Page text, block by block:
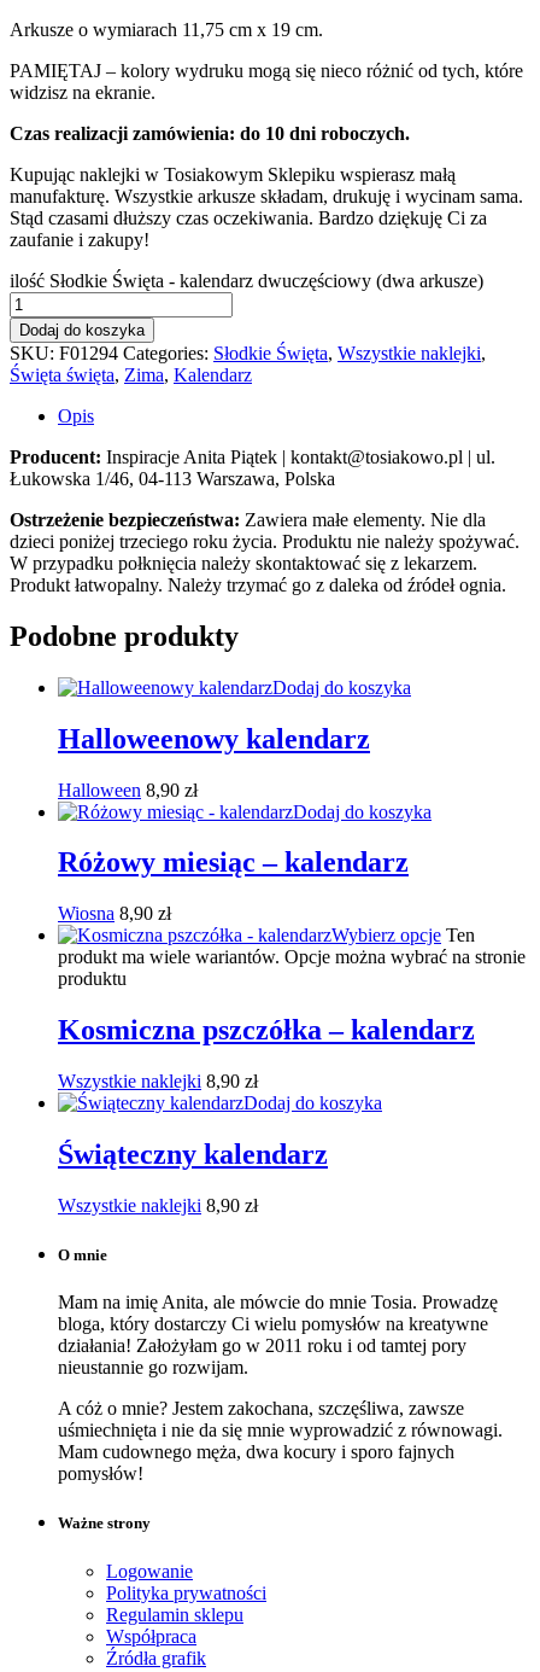
Arkusze o wymiarach 11,75 cm x 19 cm.
PAMIĘTAJ – kolory wydruku mogą się nieco różnić od tych, które
widzisz na ekranie.
Czas realizacji zamówienia: do 10 dni roboczych.
Kupując naklejki w Tosiakowym Sklepiku wspierasz małą
manufakturę. Wszystkie arkusze składam, drukuję i wycinam sama.
Stąd czasami dłuższy czas oczekiwania. Bardzo dziękuję Ci za
zaufanie i zakupy!
ilość Słodkie Święta - kalendarz dwuczęściowy (dwa arkusze)
Dodaj do koszyka
SKU: F01294 Categories: Słodkie Święta, Wszystkie naklejki,
Święta święta, Zima, Kalendarz
Opis
Producent: Inspiracje Anita Piątek | kontakt@tosiakowo.pl | ul.
Łukowska 1/46, 04-113 Warszawa, Polska
Ostrzeżenie bezpieczeństwa: Zawiera małe elementy. Nie dla
dzieci poniżej trzeciego roku życia. Produktu nie należy spożywać.
W przypadku połknięcia należy skontaktować się z lekarzem.
Produkt łatwopalny. Należy trzymać go z daleka od źródeł ognia.
Podobne produkty
Dodaj do koszyka
Halloweenowy kalendarz
Halloween 8,90 zł
Dodaj do koszyka
Różowy miesiąc – kalendarz
Wiosna 8,90 zł
Wybierz opcje Ten
produkt ma wiele wariantów. Opcje można wybrać na stronie
produktu
Kosmiczna pszczółka – kalendarz
Wszystkie naklejki 8,90 zł
Dodaj do koszyka
Świąteczny kalendarz
Wszystkie naklejki 8,90 zł
O mnie
Mam na imię Anita, ale mówcie do mnie Tosia. Prowadzę
bloga, który dostarczy Ci wielu pomysłów na kreatywne
działania! Założyłam go w 2011 roku i od tamtej pory
nieustannie go rozwijam.
A cóż o mnie? Jestem zakochana, szczęśliwa, zawsze
uśmiechnięta i nie da się mnie wyprowadzić z równowagi.
Mam cudownego męża, dwa kocury i sporo fajnych
pomysłów!
Ważne strony
Logowanie
Polityka prywatności
Regulamin sklepu
Współpraca
Źródła grafik